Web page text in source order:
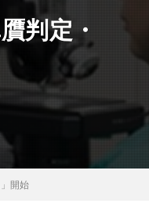
判定・
開始